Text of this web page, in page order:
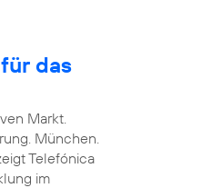
das
Markt.
München.
Telefónica
im